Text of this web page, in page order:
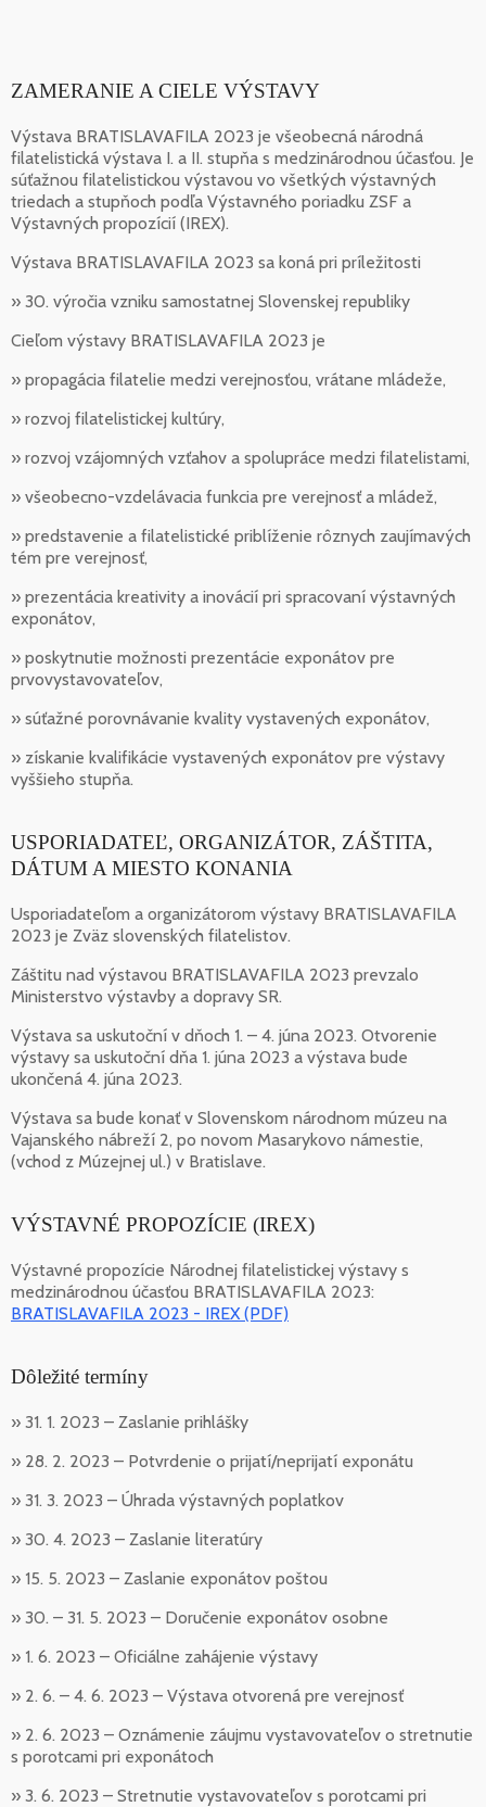
ZAMERANIE A CIELE VÝSTAVY
Výstava BRATISLAVAFILA 2023 je všeobecná národná
filatelistická výstava I. a II. stupňa s medzinárodnou účasťou. Je
súťažnou filatelistickou výstavou vo všetkých výstavných
triedach a stupňoch podľa Výstavného poriadku ZSF a
Výstavných propozícií (IREX).
Výstava BRATISLAVAFILA 2023 sa koná pri príležitosti
» 30. výročia vzniku samostatnej Slovenskej republiky
Cieľom výstavy BRATISLAVAFILA 2023 je
» propagácia filatelie medzi verejnosťou, vrátane mládeže,
» rozvoj filatelistickej kultúry,
» rozvoj vzájomných vzťahov a spolupráce medzi filatelistami,
» všeobecno-vzdelávacia funkcia pre verejnosť a mládež,
» predstavenie a filatelistické priblíženie rôznych zaujímavých
tém pre verejnosť,
» prezentácia kreativity a inovácií pri spracovaní výstavných
exponátov,
» poskytnutie možnosti prezentácie exponátov pre
prvovystavovateľov,
» súťažné porovnávanie kvality vystavených exponátov,
» získanie kvalifikácie vystavených exponátov pre výstavy
vyššieho stupňa.
USPORIADATEĽ, ORGANIZÁTOR, ZÁŠTITA,
DÁTUM A MIESTO KONANIA
Usporiadateľom a organizátorom výstavy BRATISLAVAFILA
2023 je Zväz slovenských filatelistov.
Záštitu nad výstavou BRATISLAVAFILA 2023 prevzalo
Ministerstvo výstavby a dopravy SR.
Výstava sa uskutoční v dňoch 1. – 4. júna 2023. Otvorenie
výstavy sa uskutoční dňa 1. júna 2023 a výstava bude
ukončená 4. júna 2023.
Výstava sa bude konať v Slovenskom národnom múzeu na
Vajanského nábreží 2, po novom Masarykovo námestie,
(vchod z Múzejnej ul.) v Bratislave.
VÝSTAVNÉ PROPOZÍCIE (IREX)
Výstavné propozície Národnej filatelistickej výstavy s
medzinárodnou účasťou BRATISLAVAFILA 2023:
BRATISLAVAFILA 2023 - IREX (PDF)
Dôležité termíny
» 31. 1. 2023 – Zaslanie prihlášky
» 28. 2. 2023 – Potvrdenie o prijatí/neprijatí exponátu
» 31. 3. 2023 – Úhrada výstavných poplatkov
» 30. 4. 2023 – Zaslanie literatúry
» 15. 5. 2023 – Zaslanie exponátov poštou
» 30. – 31. 5. 2023 – Doručenie exponátov osobne
» 1. 6. 2023 – Oficiálne zahájenie výstavy
» 2. 6. – 4. 6. 2023 – Výstava otvorená pre verejnosť
» 2. 6. 2023 – Oznámenie záujmu vystavovateľov o stretnutie
s porotcami pri exponátoch
» 3. 6. 2023 – Stretnutie vystavovateľov s porotcami pri